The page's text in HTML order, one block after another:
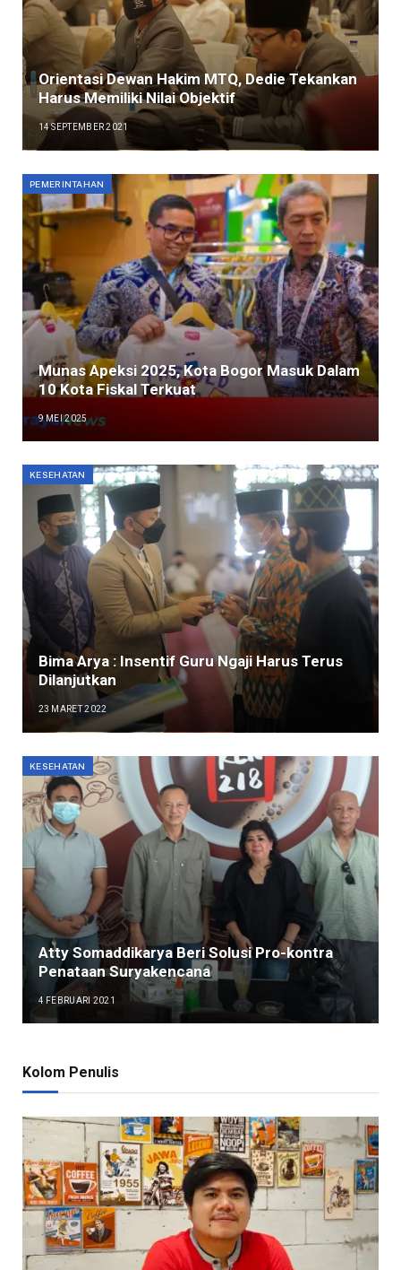
Orientasi Dewan Hakim MTQ, Dedie Tekankan
Harus Memiliki Nilai Objektif
14 SEPTEMBER 2021
PEMERINTAHAN
Munas Apeksi 2025, Kota Bogor Masuk Dalam
10 Kota Fiskal Terkuat
9 MEI 2025
KESEHATAN
Bima Arya : Insentif Guru Ngaji Harus Terus
Dilanjutkan
23 MARET 2022
KESEHATAN
Atty Somaddikarya Beri Solusi Pro-kontra
Penataan Suryakencana
4 FEBRUARI 2021
Kolom Penulis